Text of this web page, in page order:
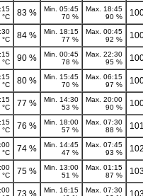
83 %
Min. 05:45
70 %
Max. 18:45
90 %
°C
84 %
Min. 18:15
77 %
Max. 00:45
92 %
°C
90 %
Min. 00:45
78 %
Max. 22:30
95 %
°C
80 %
Min. 15:45
70 %
Max. 06:15
97 %
°C
77 %
Min. 14:30
53 %
Max. 20:00
90 %
76 %
Min. 18:00
57 %
Max. 07:30
88 %
°C
74 %
Min. 14:45
47 %
Max. 07:45
93 %
°C
75 %
Min. 13:00
51 %
Max. 01:15
87 %
73 %
Min. 16:15
Max. 07:30